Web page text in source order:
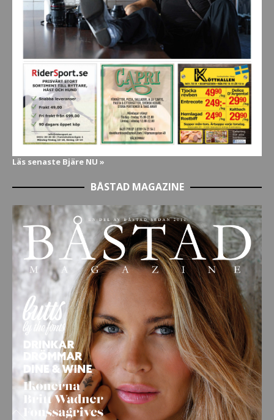
Läs senaste Bjäre NU »
BÅSTAD MAGAZINE